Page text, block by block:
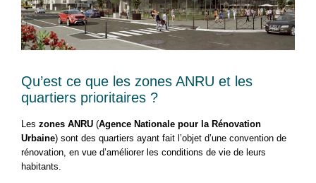
Qu’est ce que les zones ANRU et les
quartiers prioritaires ?
Les zones ANRU (Agence Nationale pour la Rénovation
Urbaine) sont des quartiers ayant fait l’objet d’une convention de
rénovation, en vue d’améliorer les conditions de vie de leurs
habitants.